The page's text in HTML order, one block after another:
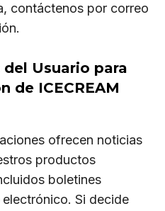
contáctenos por correo
Usuario para
de ICECREAM
ofrecen noticias
productos
boletines
Si decide